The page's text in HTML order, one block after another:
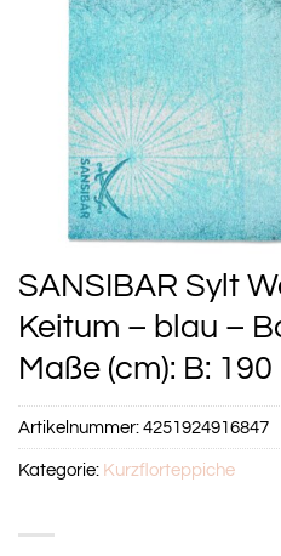
SANSIBAR Sylt
Keitum – blau –
Maße (cm): B: 190
Artikelnummer:4251924916847
Kategorie: Kurzflorteppiche